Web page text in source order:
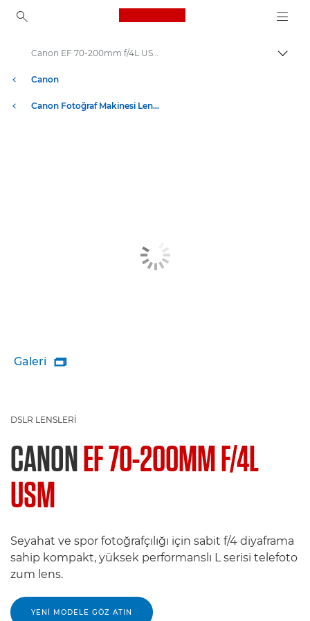
Canon Logo, back to
İçerik
Canon
Canon Fotoğraf Makinesi Lensleri
Canon EF 70-200mm f/4L USM - Lensler - Fotoğraf Makinesi ve Fotoğraf lensleri
Galeri 
DSLR LENSLERI
CANONEF 70-200MM F/4L
USM
Seyahat ve spor fotoğrafçılığı için sabit f/4 diyaframa
sahip kompakt, yüksek performanslı L serisi telefoto
zum lens.
YENI MODELE GÖZ ATIN